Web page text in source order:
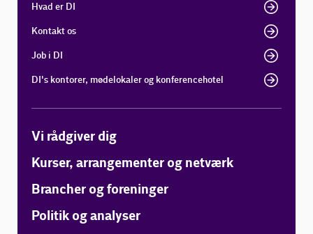
Hvad er DI
Kontakt os
Job i DI
DI's kontorer, mødelokaler og konferencehotel
Vi rådgiver dig
Kurser, arrangementer og netværk
Brancher og foreninger
Politik og analyser